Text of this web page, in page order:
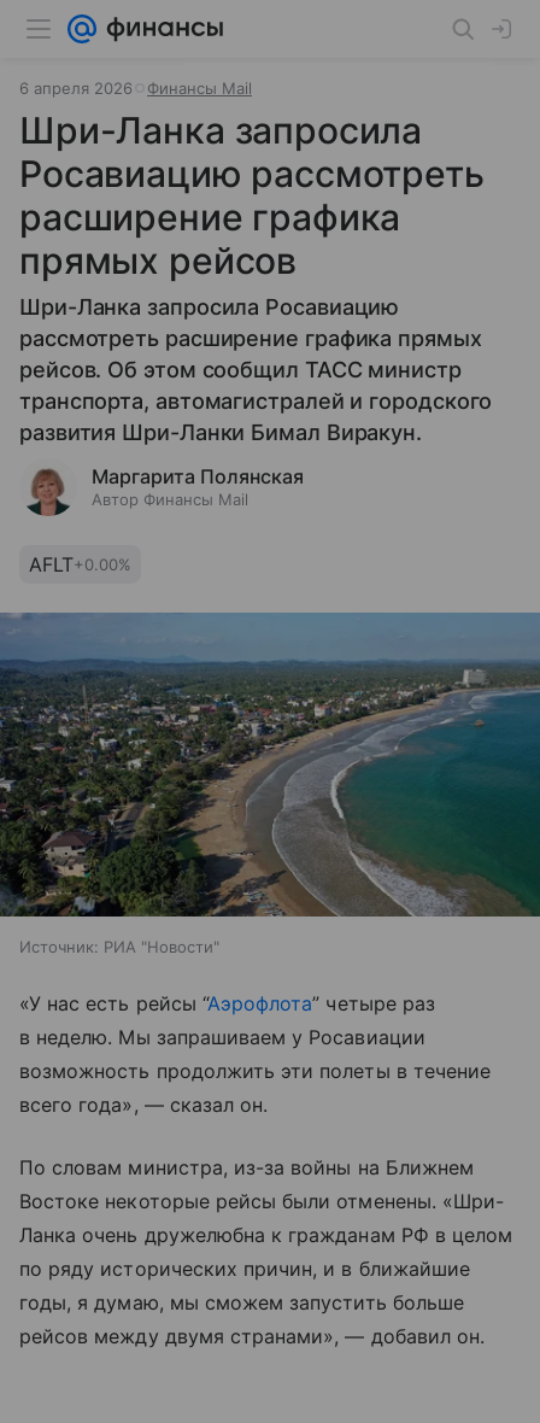
6 апреля 2026 Финансы Mail
Шри-Ланка запросила
Росавиацию рассмотреть
расширение графика
прямых рейсов
Шри-Ланка запросила Росавиацию
рассмотреть расширение графика прямых
рейсов. Об этом сообщил ТАСС министр
транспорта, автомагистралей и городского
развития Шри-Ланки Бимал Виракун.
Маргарита Полянская
Автор Финансы Mail
AFLT+0.00%
Источник: РИА "Новости"
«У нас есть рейсы “Аэрофлота” четыре раз
в неделю. Мы запрашиваем у Росавиации
возможность продолжить эти полеты в течение
всего года», — сказал он.
По словам министра, из-за войны на Ближнем
Востоке некоторые рейсы были отменены. «Шри-
Ланка очень дружелюбна к гражданам РФ в целом
по ряду исторических причин, и в ближайшие
годы, я думаю, мы сможем запустить больше
рейсов между двумя странами», — добавил он.